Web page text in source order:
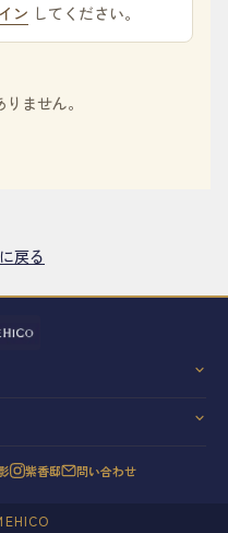
ン してください。
ません。
戻る
影 紫香邸 問い合わせ